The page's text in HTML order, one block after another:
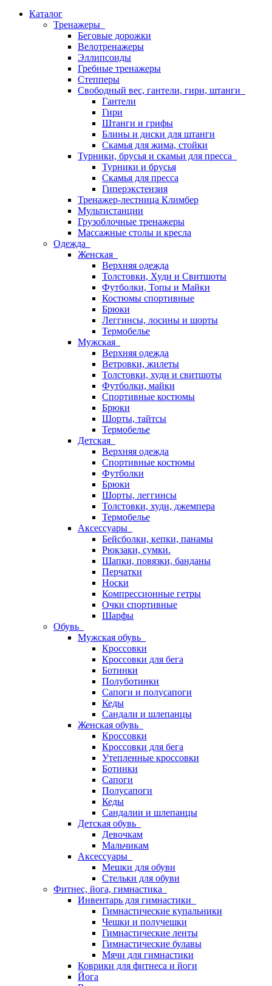
Каталог
Тренажеры
Беговые дорожки
Велотренажеры
Эллипсоиды
Гребные тренажеры
Степперы
Свободный вес, гантели, гири, штанги
Гантели
Гири
Штанги и грифы
Блины и диски для штанги
Скамья для жима, стойки
Турники, брусья и скамьи для пресса
Турники и брусья
Скамья для пресса
Гиперэкстензия
Тренажер-лестница Климбер
Мультистанции
Грузоблочные тренажеры
Массажные столы и кресла
Одежда
Женская
Верхняя одежда
Толстовки, Худи и Свитшоты
Футболки, Топы и Майки
Костюмы спортивные
Брюки
Леггинсы, лосины и шорты
Термобелье
Мужская
Верхняя одежда
Ветровки, жилеты
Толстовки, худи и свитшоты
Футболки, майки
Спортивные костюмы
Брюки
Шорты, тайтсы
Термобелье
Детская
Верхняя одежда
Спортивные костюмы
Футболки
Брюки
Шорты, леггинсы
Толстовки, худи, джемпера
Термобелье
Аксессуары
Бейсболки, кепки, панамы
Рюкзаки, сумки.
Шапки, повязки, банданы
Перчатки
Носки
Компрессионные гетры
Очки спортивные
Шарфы
Обувь
Мужская обувь
Кроссовки
Кроссовки для бега
Ботинки
Полуботинки
Сапоги и полусапоги
Кеды
Сандали и шлепанцы
Женская обувь
Кроссовки
Кроссовки для бега
Утепленные кроссовки
Ботинки
Сапоги
Полусапоги
Кеды
Сандалии и шлепанцы
Детская обувь
Девочкам
Мальчикам
Аксессуары
Мешки для обуви
Стельки для обуви
Фитнес, йога, гимнастика
Инвентарь для гимнастики
Гимнастические купальники
Чешки и получешки
Гимнастические ленты
Гимнастические булавы
Мячи для гимнастики
Коврики для фитнеса и йоги
Йога